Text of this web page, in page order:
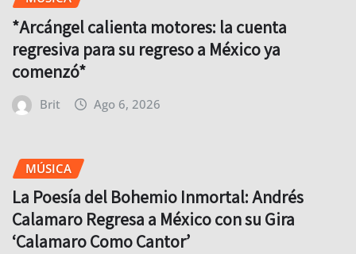
*Arcángel calienta motores: la cuenta
regresiva para su regreso a México ya
comenzó*
Brit Ago 6, 2026
MÚSICA
La Poesía del Bohemio Inmortal: Andrés
Calamaro Regresa a México con su Gira
‘Calamaro Como Cantor’